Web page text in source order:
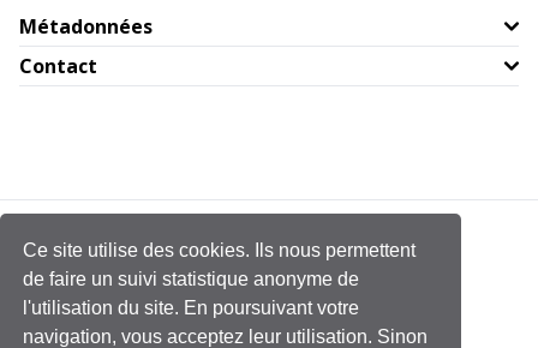
Ce site utilise des cookies. Ils nous permettent
de faire un suivi statistique anonyme de
l'utilisation du site. En poursuivant votre
navigation, vous acceptez leur utilisation. Sinon
Métadonnées
Contact